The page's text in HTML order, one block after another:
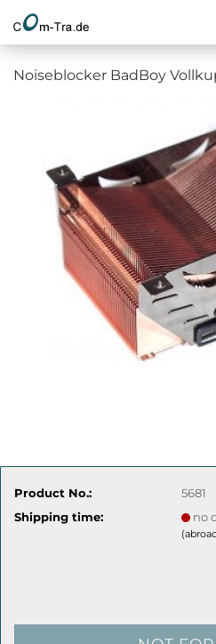
Noiseblocker BadBoy
Product No.:
5681
Shipping time:
no